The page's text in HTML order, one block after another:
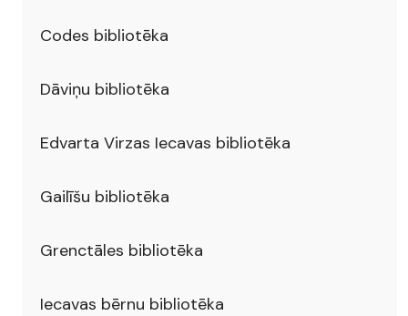
Codes bibliotēka
Dāviņu bibliotēka
Edvarta Virzas Iecavas bibliotēka
Gailīšu bibliotēka
Grenctāles bibliotēka
Iecavas bērnu bibliotēka